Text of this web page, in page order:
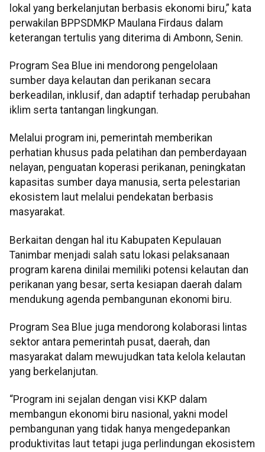
lokal yang berkelanjutan berbasis ekonomi biru,” kata
perwakilan BPPSDMKP Maulana Firdaus dalam
keterangan tertulis yang diterima di Ambonn, Senin.
Program Sea Blue ini mendorong pengelolaan
sumber daya kelautan dan perikanan secara
berkeadilan, inklusif, dan adaptif terhadap perubahan
iklim serta tantangan lingkungan.
Melalui program ini, pemerintah memberikan
perhatian khusus pada pelatihan dan pemberdayaan
nelayan, penguatan koperasi perikanan, peningkatan
kapasitas sumber daya manusia, serta pelestarian
ekosistem laut melalui pendekatan berbasis
masyarakat.
Berkaitan dengan hal itu Kabupaten Kepulauan
Tanimbar menjadi salah satu lokasi pelaksanaan
program karena dinilai memiliki potensi kelautan dan
perikanan yang besar, serta kesiapan daerah dalam
mendukung agenda pembangunan ekonomi biru.
Program Sea Blue juga mendorong kolaborasi lintas
sektor antara pemerintah pusat, daerah, dan
masyarakat dalam mewujudkan tata kelola kelautan
yang berkelanjutan.
“Program ini sejalan dengan visi KKP dalam
membangun ekonomi biru nasional, yakni model
pembangunan yang tidak hanya mengedepankan
produktivitas laut tetapi juga perlindungan ekosistem